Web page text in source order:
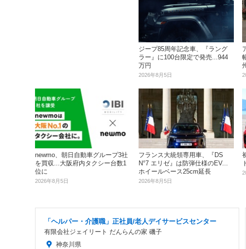
ジープ85周年記念車、『ラング
ラー』に100台限定で発売...944
万円
2026年8月5日
newmo、朝日自動車グループ3社
を買収...大阪府内タクシー台数1
位に
2026年8月5日
フランス大統領専用車、『DS
N°7 エリゼ』は防弾仕様のEV...
ホイールベース25cm延長
2026年8月5日
「ヘルパー・介護職」正社員/老人デイサービスセンター
有限会社ジェイリート だんらんの家 磯子
神奈川県